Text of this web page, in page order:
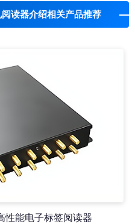
读器介绍相关产品推荐
性能电子标签阅读器